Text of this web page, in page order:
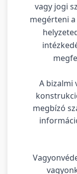
vagy jogi
megérteni
A bizalmi
megbízó